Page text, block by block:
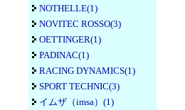
NOTHELLE(1)
NOVITEC ROSSO(3)
OETTINGER(1)
PADINAC(1)
RACING DYNAMICS(1)
SPORT TECHNIC(3)
イムザ（imsa）(1)